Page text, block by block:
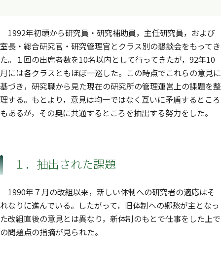
1992年初頭から研究員・研究補助員，主任研究員，および
室長・総合研究官・研究管理官とクラス別の懇談会をもってき
た。１回の出席者数を10名以内として行ってきたが，92年10
月には各クラスともほぼ一巡した。この時点でこれらの意見に
基づき，研究職から見た現在の研究所の管理運営上の課題を整
理する。もとより，意見は均一ではなく互いに矛盾するところ
もあるが，その奥に共通するところを抽出する努力をした。
１．抽出された課題
1990年７月の改組以来，新しい体制への研究者の適応はそ
れなりに進んでいる。したがって，旧体制への郷愁が主となっ
た改組直後の意見とは異なり，新体制のもとで仕事をした上で
の問題点の指摘が見られた。